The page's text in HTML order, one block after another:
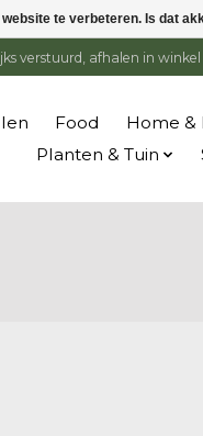
verstuurd, afhalen in
Food Home &
Planten & Tuin
te verbeteren. Is dat